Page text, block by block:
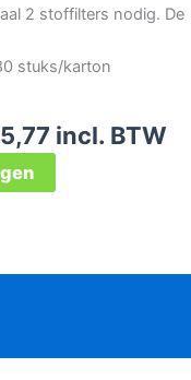
2 stoffilters nodig. De
stuks/karton
5,77 incl. BTW